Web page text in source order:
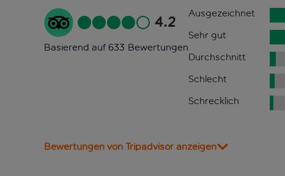
4.2
Basierend auf 633 Bewertungen
Ausgezeichnet
Sehr gut
Durchschnitt
Schlecht
Schrecklich
Bewertungen von Tripadvisor anzeigen